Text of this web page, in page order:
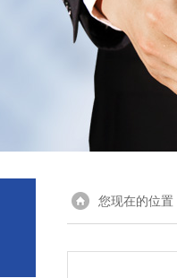
您现在的位置